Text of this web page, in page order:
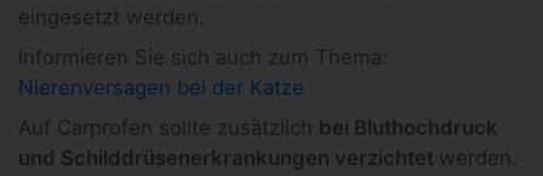
eingesetzt werden.
Informieren Sie sich auch zum Thema:
Nierenversagen bei der Katze
Auf Carprofen sollte zusätzlich bei Bluthochdruck
und Schilddrüsenerkrankungen verzichtet werden.